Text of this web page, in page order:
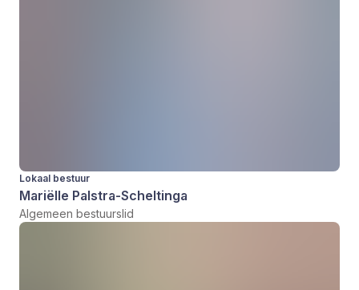
Lokaal bestuur
Mariëlle Palstra-Scheltinga
Algemeen bestuurslid